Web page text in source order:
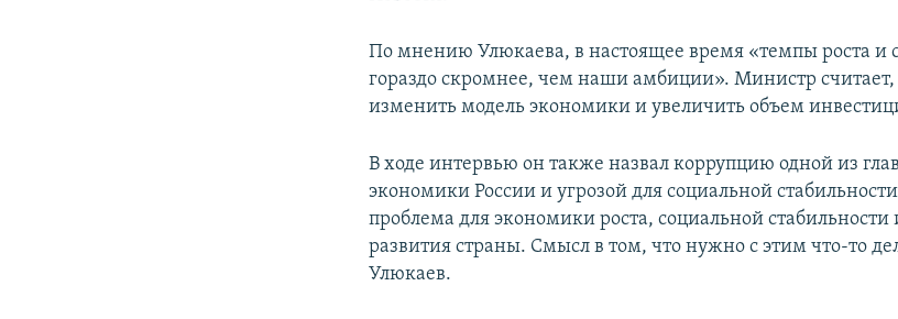
По мнению Улюкаева, в настоящее время «темпы роста и
гораздо скромнее, чем наши амбиции». Министр считает,
изменить модель экономики и увеличить объем
В ходе интервью он также назвал коррупцию одной из
экономики России и угрозой для социальной
проблема для экономики роста, социальной стабильности
развития страны. Смысл в том, что нужно с этим что-то
Улюкаев.